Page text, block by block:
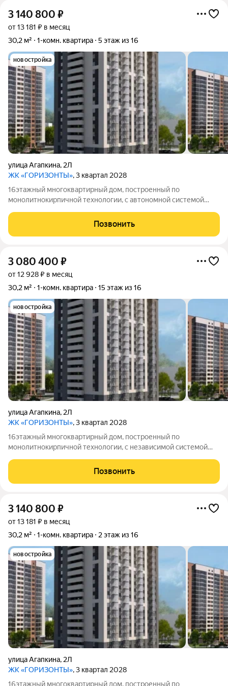
3 140 800 ₽
от 13 181 ₽ в месяц
30,2 м²
1-комн. квартира 5 этаж из 16
новостройка
улица Агапкина, 2Л
ЖК «ГОРИЗОНТЫ», 3 квартал 2028
16этажный многоквартирный дом, построенный по
монолитнокирпичной технологии, с автономной системой
Позвонить
3 080 400 ₽
от 12 928 ₽ в месяц
30,2 м²
1-комн. квартира 15 этаж из 16
новостройка
улица Агапкина, 2Л
ЖК «ГОРИЗОНТЫ», 3 квартал 2028
16этажный многоквартирный дом, построенный по
монолитнокирпичной технологии, с независимой системой
Позвонить
3 140 800 ₽
от 13 181 ₽ в месяц
30,2 м²
1-комн. квартира 2 этаж из 16
новостройка
улица Агапкина, 2Л
ЖК «ГОРИЗОНТЫ», 3 квартал 2028
16этажный многоквартирный дом, построенный по